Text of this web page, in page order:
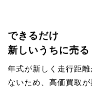
できるだけ
新しいうちに売る
年式が新しく走行距
ないため、高価買取